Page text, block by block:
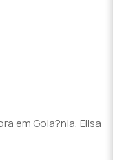
em Goia?nia, Elisa